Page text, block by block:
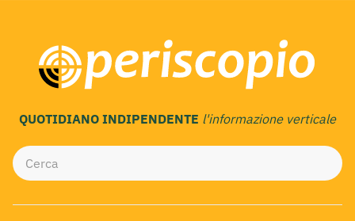
QUOTIDIANO INDIPENDENTE l'informazione verticale